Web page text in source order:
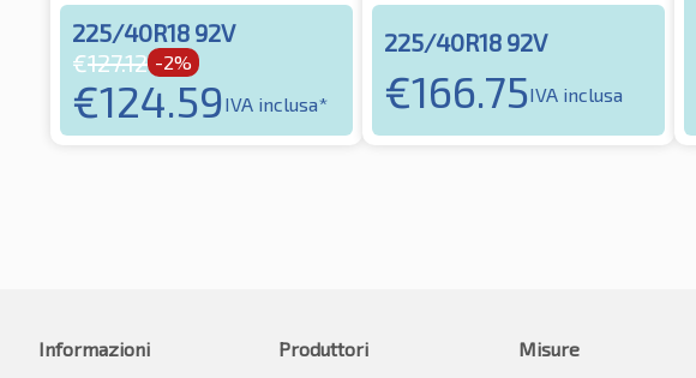
225/40R18 92V
€127.12 -2%
€124.59IVA inclusa*
225/40R18 92V
€166.75IVA inclusa
Informazioni
Produttori
Misure